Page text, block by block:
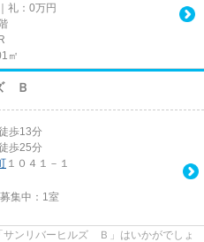
礼：0万円
㎡
Ｂ
歩13分
歩25分
１０４１－１
集中： 1室
サンリバーヒルズ Ｂ」はいかがでしょ